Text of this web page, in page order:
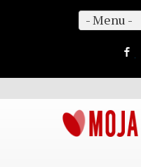
- Menu -